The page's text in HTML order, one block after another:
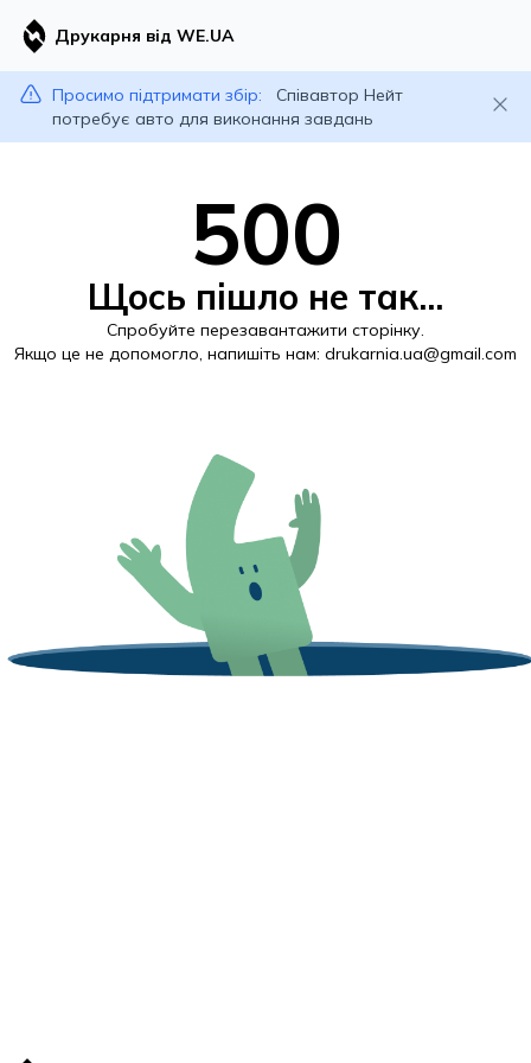
Друкарня від WE.UA
Просимо підтримати збір:
Співавтор Нейт
потребує авто для виконання завдань
500
Щось пішло не так...
Спробуйте перезавантажити сторінку.
Якщо це не допомогло, напишіть нам: drukarnia.ua@gmail.com